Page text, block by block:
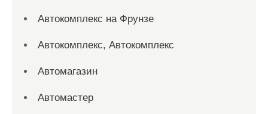
Автокомплекс на Фрунзе
Автокомплекс, Автокомплекс
Автомагазин
Автомастер